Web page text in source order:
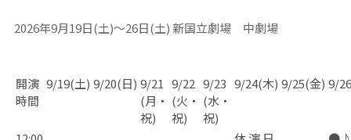
2026年9月19日(土)～26日(土) 新国立劇場 中劇場
開演
時間
9/19(土) 9/20(日) 9/21
(月・
祝)
9/22
(火・
祝)
9/23
(水・
祝)
9/24(木) 9/25(金) 9/